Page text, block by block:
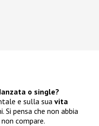
o single?
e sulla sua vita
Si pensa che non abbia
compare.